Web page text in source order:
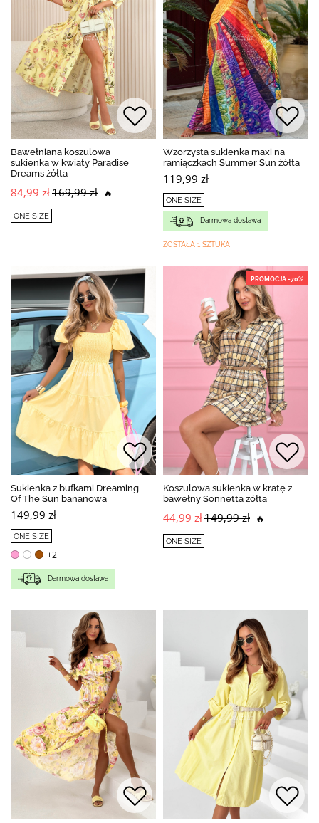
Bawełniana koszulowa
sukienka w kwiaty Paradise
Dreams żółta
84,99 zł169,99 zł 🔥
ONE SIZE
Wzorzysta sukienka maxi na
ramiączkach Summer Sun żółta
119,99 zł
ONE SIZE
Darmowa dostawa
ZOSTAŁA 1 SZTUKA
Sukienka z bufkami Dreaming
Of The Sun bananowa
149,99 zł
ONE SIZE
+2
Darmowa dostawa
PROMOCJA -70%
Koszulowa sukienka w kratę z
bawełny Sonnetta żółta
44,99 zł149,99 zł 🔥
ONE SIZE